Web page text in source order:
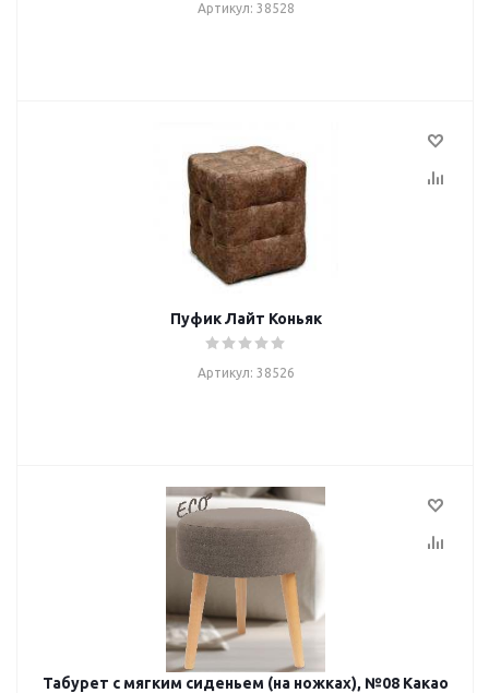
Артикул: 38528
Пуфик Лайт Коньяк
Артикул: 38526
Табурет с мягким сиденьем (на ножках), №08 Какао